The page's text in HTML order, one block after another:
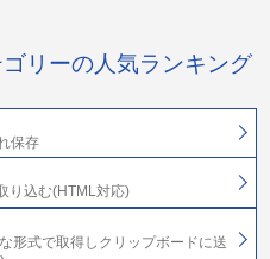
リーの人気ランキング
保存
り込む(HTML対応)
形式で取得しクリップボードに送